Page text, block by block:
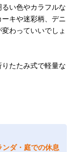
い色やカラフルな
キや迷彩柄、デニ
わっていいでしょ
たたみ式で軽量な
ンダ・庭での休息